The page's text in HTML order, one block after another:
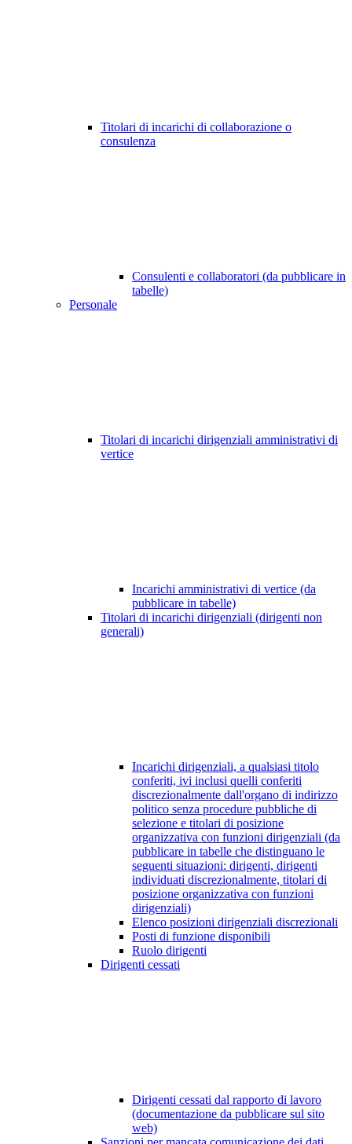
Titolari di incarichi di collaborazione o
consulenza
Consulenti e collaboratori (da pubblicare in
tabelle)
Personale
Titolari di incarichi dirigenziali amministrativi di
vertice
Incarichi amministrativi di vertice (da
pubblicare in tabelle)
Titolari di incarichi dirigenziali (dirigenti non
generali)
Incarichi dirigenziali, a qualsiasi titolo
conferiti, ivi inclusi quelli conferiti
discrezionalmente dall'organo di indirizzo
politico senza procedure pubbliche di
selezione e titolari di posizione
organizzativa con funzioni dirigenziali (da
pubblicare in tabelle che distinguano le
seguenti situazioni: dirigenti, dirigenti
individuati discrezionalmente, titolari di
posizione organizzativa con funzioni
dirigenziali)
Elenco posizioni dirigenziali discrezionali
Posti di funzione disponibili
Ruolo dirigenti
Dirigenti cessati
Dirigenti cessati dal rapporto di lavoro
(documentazione da pubblicare sul sito
web)